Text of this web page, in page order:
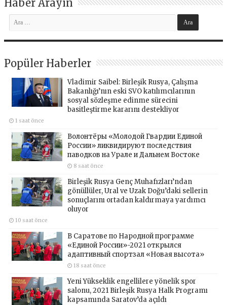
Haber Arayın
Popüler Haberler
Vladimir Saibel: Birleşik Rusya, Çalışma
Bakanlığı’nın eski SVO katılımcılarının
sosyal sözleşme edinme sürecini
basitleştirme kararını destekliyor
1 saat önce
Волонтёры «Молодой Гвардии Единой
России» ликвидируют последствия
паводков на Урале и Дальнем Востоке
8 saat önce
Birleşik Rusya Genç Muhafızları’ndan
gönüllüler, Ural ve Uzak Doğu’daki sellerin
sonuçlarını ortadan kaldırmaya yardımcı
oluyor
10 saat önce
В Саратове по Народной программе
«Единой России»-2021 открылся
адаптивный спортзал «Новая высота»
18 saat önce
Yeni Yükseklik engellilere yönelik spor
salonu, 2021 Birleşik Rusya Halk Programı
kapsamında Saratov’da açıldı